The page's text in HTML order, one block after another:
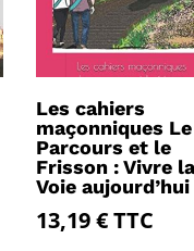
Les cahiers
maçonniques Le
Parcours et le
Frisson : Vivre la
Voie aujourd’hui
13,19€TTC